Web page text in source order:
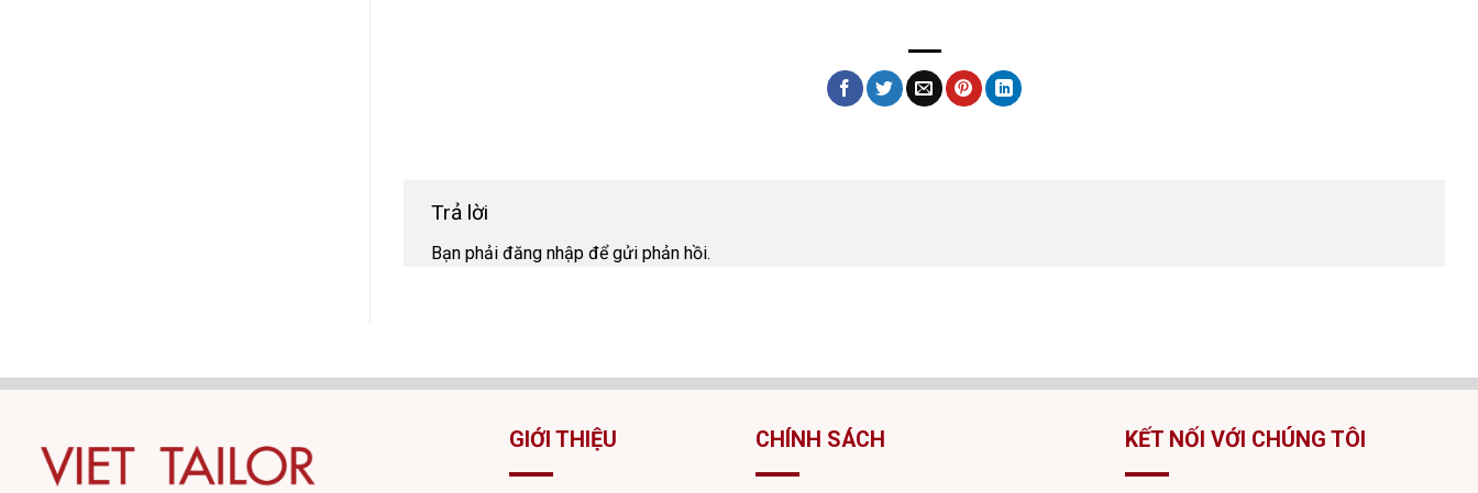
Trả lời
Bạn phải đăng nhập để gửi phản hồi.
GIỚI THIỆU CHÍNH SÁCH KẾT NỐI VỚI CHÚNG TÔI